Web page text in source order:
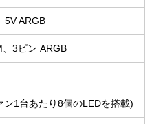
5V ARGB
3ピン ARGB
ン1台あたり8個のLEDを搭載)